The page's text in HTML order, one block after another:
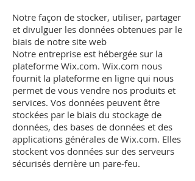
Notre façon de stocker, utiliser, partager
et divulguer les données obtenues par le
biais de notre site web
Notre entreprise est hébergée sur la
plateforme Wix.com. Wix.com nous
fournit la plateforme en ligne qui nous
permet de vous vendre nos produits et
services. Vos données peuvent être
stockées par le biais du stockage de
données, des bases de données et des
applications générales de Wix.com. Elles
stockent vos données sur des serveurs
sécurisés derrière un pare-feu.